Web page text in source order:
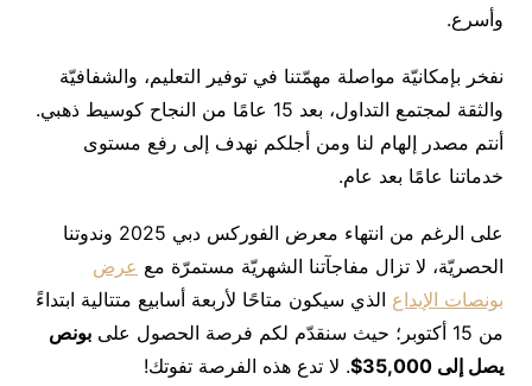
وأسرع.
نفخر بإمكانيّة مواصلة مهمّتنا في توفير التعليم، والشفافيّة
والثقة لمجتمع التداول، بعد 15 عامًا من النجاح كوسيط ذهبي.
أنتم مصدر إلهام لنا ومن أجلكم نهدف إلى رفع مستوى
خدماتنا عامًا بعد عام.
على الرغم من انتهاء معرض الفوركس دبي 2025 وندوتنا
الحصريّة، لا تزال مفاجآتنا الشهريّة مستمرّة مع عرض
بونصات الإيداع الذي سيكون متاحًا لأربعة أسابيع متتالية ابتداءً
من 15 أكتوبر؛ حيث سنقدّم لكم فرصة الحصول على
بونص
يصل إلى 35,000$ . لا تدع هذه الفرصة تفوتك!